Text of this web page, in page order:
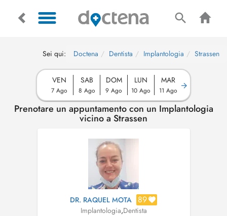
Sei qui: Doctena Dentista Implantologia Strassen
VEN
7 Ago
SAB
8 Ago
DOM
9 Ago
LUN
10 Ago
MAR
11 Ago
Prenotare un appuntamento con un Implantologia
vicino a Strassen
DR. RAQUEL MOTA 89
Implantologia,Dentista